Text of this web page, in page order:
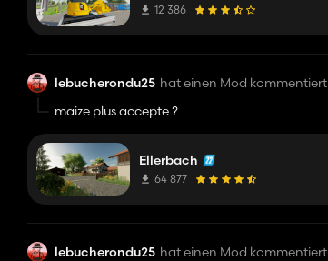
12 386
lebucherondu25 hat einen Mod kommentiert
maize plus accepte ?
Ellerbach
64 877
lebucherondu25 hat einen Mod kommentiert